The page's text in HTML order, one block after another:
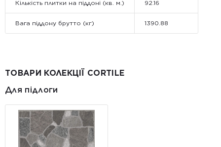
Кількість плитки на піддоні (кв. м.) 92.16
Вага піддону брутто (кг) 1390.88
ТОВАРИ КОЛЕКЦІЇ CORTILE
Для підлоги